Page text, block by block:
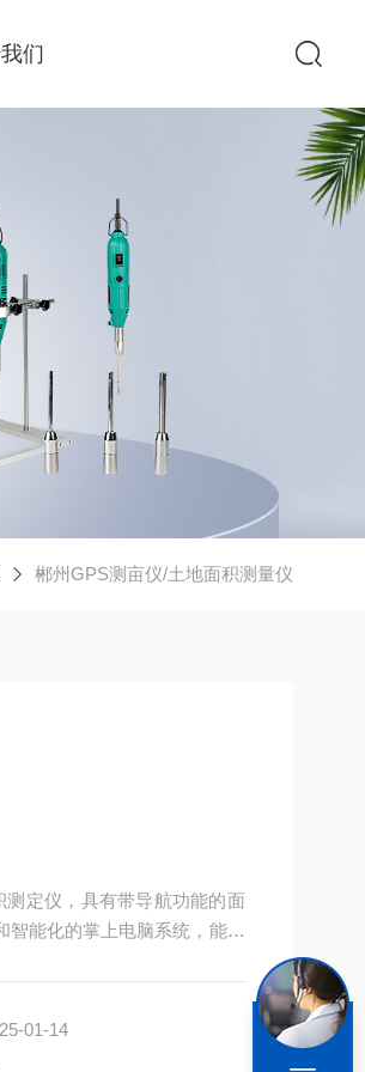
们
郴州GPS测亩仪/土地面积测量仪
定仪，具有带导航功能的面
智能化的掌上电脑系统，能实
01-14